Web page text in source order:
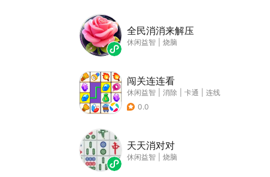
全民消消来解压
休闲益智 烧脑
闯关连连看
休闲益智 消除 卡通
连线
0.0
天天消对对
休闲益智 烧脑